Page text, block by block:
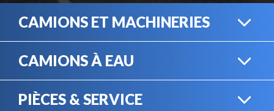
CAMIONS ET MACHINERIES
CAMIONS À EAU
PIÈCES & SERVICE